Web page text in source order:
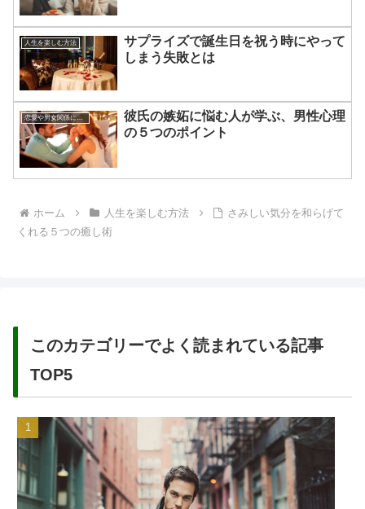
人生を楽しむ方法
サプライズで誕生日を祝う時にやって
しまう失敗とは
恋愛や男女関係についてのあれこれ
彼氏の嫉妬に悩む人が学ぶ、男性心理
の５つのポイント
ホーム 人生を楽しむ方法
さみしい気分を和らげて
くれる５つの癒し術
このカテゴリーでよく読まれている記事
TOP5